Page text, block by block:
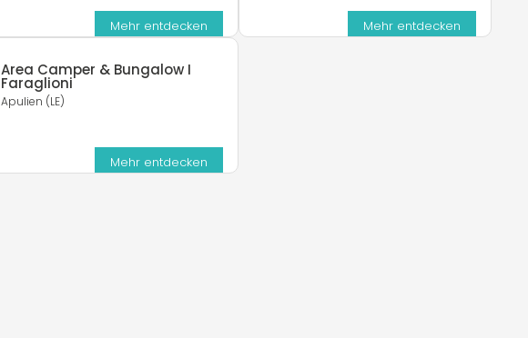
Mehr entdecken Mehr entdecken
Area Camper & Bungalow I
Faraglioni
Apulien (LE)
Mehr entdecken